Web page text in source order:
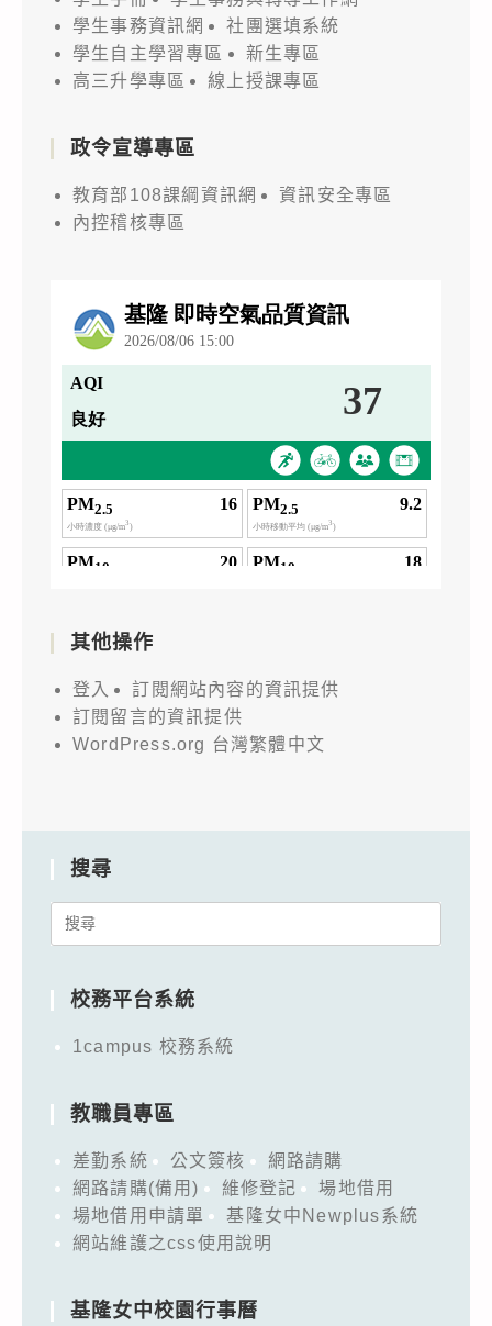
學生事務資訊網
社團選填系統
學生自主學習專區
新生專區
高三升學專區
線上授課專區
政令宣導專區
教育部108課綱資訊網
資訊安全專區
內控稽核專區
其他操作
登入
訂閱網站內容的資訊提供
訂閱留言的資訊提供
WordPress.org 台灣繁體中文
搜尋
Search
校務平台系統
1campus 校務系統
教職員專區
差勤系統 公文簽核
網路請購
網路請購(備用)
維修登記
場地借用
場地借用申請單
基隆女中Newplus系統
網站維護之css使用說明
基隆女中校園行事曆